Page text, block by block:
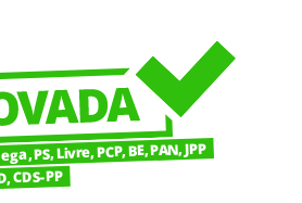
PS, Livre, PCP, BE, PAN, JPP
CDS-PP